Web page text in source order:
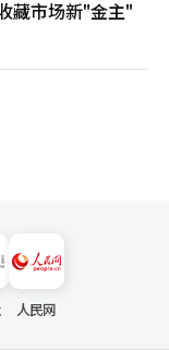
平台。 “会员
不可替代的韩国旅
与编辑。
争取时间，并不能
美国可能将下一个
藏市场新"金主"
人民网